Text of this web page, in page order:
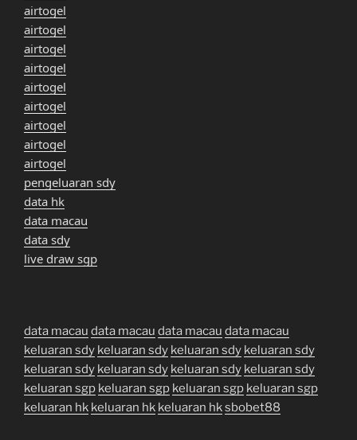
airtogel
airtogel
airtogel
airtogel
airtogel
airtogel
airtogel
airtogel
airtogel
pengeluaran sdy
data hk
data macau
data sdy
live draw sgp
data macau data macau data macau data macau
keluaran sdy keluaran sdy keluaran sdy keluaran sdy
keluaran sdy keluaran sdy keluaran sdy keluaran sdy
keluaran sgp keluaran sgp keluaran sgp keluaran sgp
keluaran hk keluaran hk keluaran hksbobet88